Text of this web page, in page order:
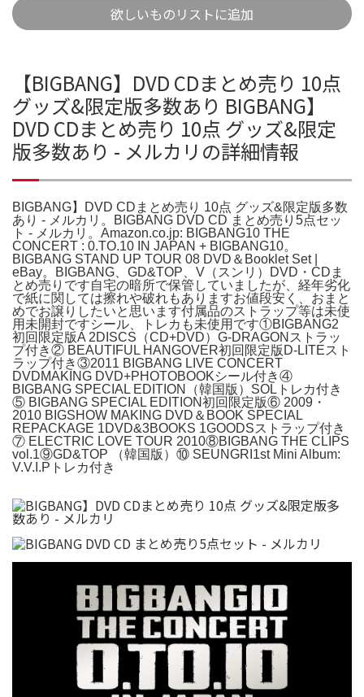
欲しいものリストに追加
【BIGBANG】DVD CDまとめ売り 10点
グッズ&限定版多数あり BIGBANG】
DVD CDまとめ売り 10点 グッズ&限定
版多数あり - メルカリの詳細情報
BIGBANG】DVD CDまとめ売り 10点 グッズ&限定版多数
あり - メルカリ。BIGBANG DVD CD まとめ売り5点セッ
ト - メルカリ。Amazon.co.jp: BIGBANG10 THE
CONCERT : 0.TO.10 IN JAPAN + BIGBANG10。
BIGBANG STAND UP TOUR 08 DVD＆Booklet Set |
eBay。BIGBANG、GD&TOP、V（スンリ）DVD・CDま
とめ売りです自宅の暗所で保管していましたが、経年劣化
で紙に関しては擦れや破れもありますお値段安く、おまと
めでお譲りしたいと思います付属品のストラップ等は未使
用未開封ですシール、トレカも未使用です①BIGBANG2
初回限定版A 2DISCS（CD+DVD）G-DRAGONストラッ
プ付き② BEAUTIFUL HANGOVER初回限定版D-LITEスト
ラップ付き③2011 BIGBANG LIVE CONCERT
DVDMAKING DVD+PHOTOBOOKシール付き④
BIGBANG SPECIAL EDITION（韓国版）SOLトレカ付き
⑤ BIGBANG SPECIAL EDITION初回限定版⑥ 2009・
2010 BIGSHOW MAKING DVD＆BOOK SPECIAL
REPACKAGE 1DVD&3BOOKS 1GOODSストラップ付き
⑦ ELECTRIC LOVE TOUR 2010⑧BIGBANG THE CLIPS
vol.1⑨GD&TOP （韓国版）⑩ SEUNGRI1st Mini Album:
V.V.I.Pトレカ付き